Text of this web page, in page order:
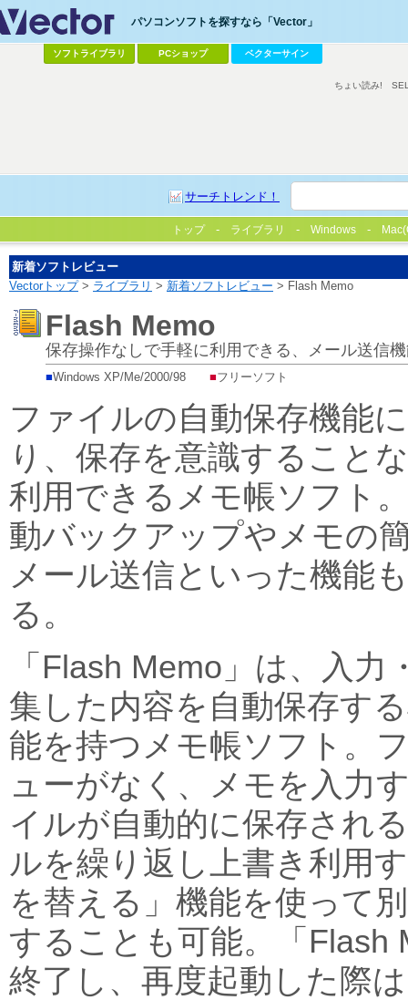
パソコンソフトを探すなら「Vector」
ソフトライブラリ PCショップ ベクターサイン
サーチトレンド！
ちょい読み!
トップ ライブラリ Windows
新着ソフトレビュー
Vectorトップ> ライブラリ > 新着ソフトレビュー > Flash Memo
Flash Memo
保存操作なしで手軽に利用できる、メール送信
■Windows XP/Me/2000/98 ■フリーソフト
ファイルの自動保存機能
り、保存を意識すること
利用できるメモ帳ソフト
動バックアップやメモの
メール送信といった機能
る。
「Flash Memo」は、入力
集した内容を自動保存す
能を持つメモ帳ソフト。
ューがなく、メモを入力
イルが自動的に保存され
ルを繰り返し上書き利用
を替える」機能を使って
することも可能。「Flash
終了し、再度起動した際